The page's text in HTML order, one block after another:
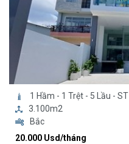
1 Hầm - 1 Trệt - 5 Lầu - ST
3.100m2
Bắc
20.000 Usd/tháng